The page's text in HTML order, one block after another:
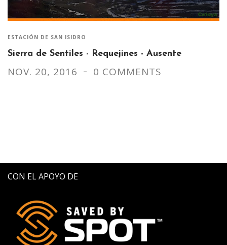
ESTACIÓN DE SAN ISIDRO
Sierra de Sentiles - Requejines - Ausente
NOV. 20, 2016 0 COMMENTS
CON EL APOYO DE